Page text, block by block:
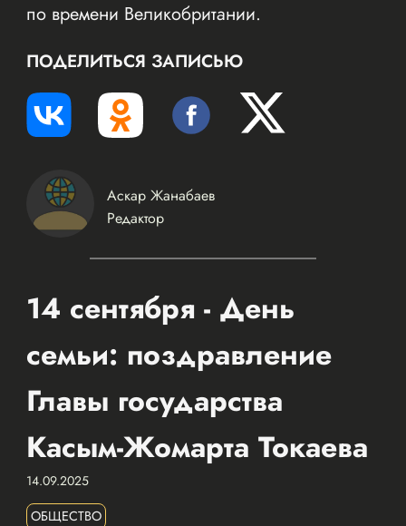
по времени Великобритании.
ПОДЕЛИТЬСЯ ЗАПИСЬЮ
Аскар Жанабаев
Редактор
14 сентября - День
семьи: поздравление
Главы государства
Касым-Жомарта Токаева
14.09.2025
ОБЩЕСТВО